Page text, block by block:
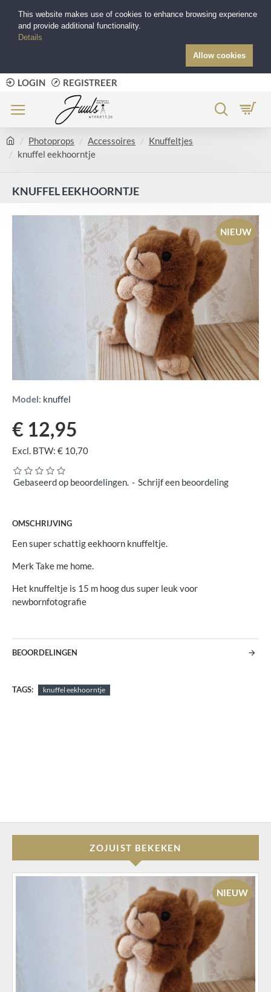
LOGIN REGISTREER
Photoprops Accessoires
Knuffeltjes
knuffel eekhoorntje
KNUFFEL EEKHOORNTJE
NIEUW
Model: knuffel
Gebaseerd op beoordelingen. - Schrijf een beoordeling
€ 12,95
Excl. BTW: € 10,70
OMSCHRIJVING
Een super schattig eekhoorn knuffeltje.
Merk Take me home.
Het knuffeltje is 15 m hoog dus super leuk voor
newbornfotografie
BEOORDELINGEN
TAGS: knuffel eekhoorntje
ZOJUIST BEKEKEN
NIEUW
This website makes use of cookies to enhance browsing experience
and provide additional functionality.
Details
Allow cookies